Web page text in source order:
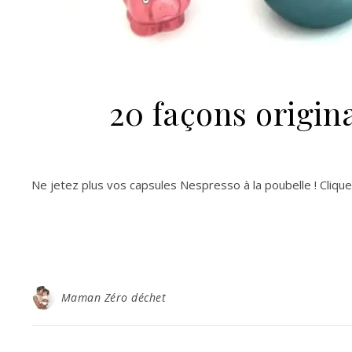
20 façons
Ne jetez plus vos capsules Nespresso à la poubelle !
Maman Zéro déchet